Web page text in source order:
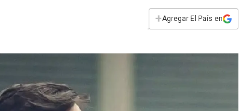
+Agregar El País en